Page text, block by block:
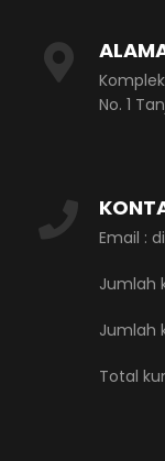
No. 1
Email :
Jumlah
Jumlah
Total